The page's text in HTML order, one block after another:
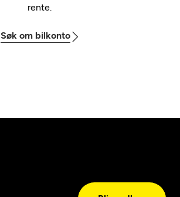
rente.
Søk om bilkonto